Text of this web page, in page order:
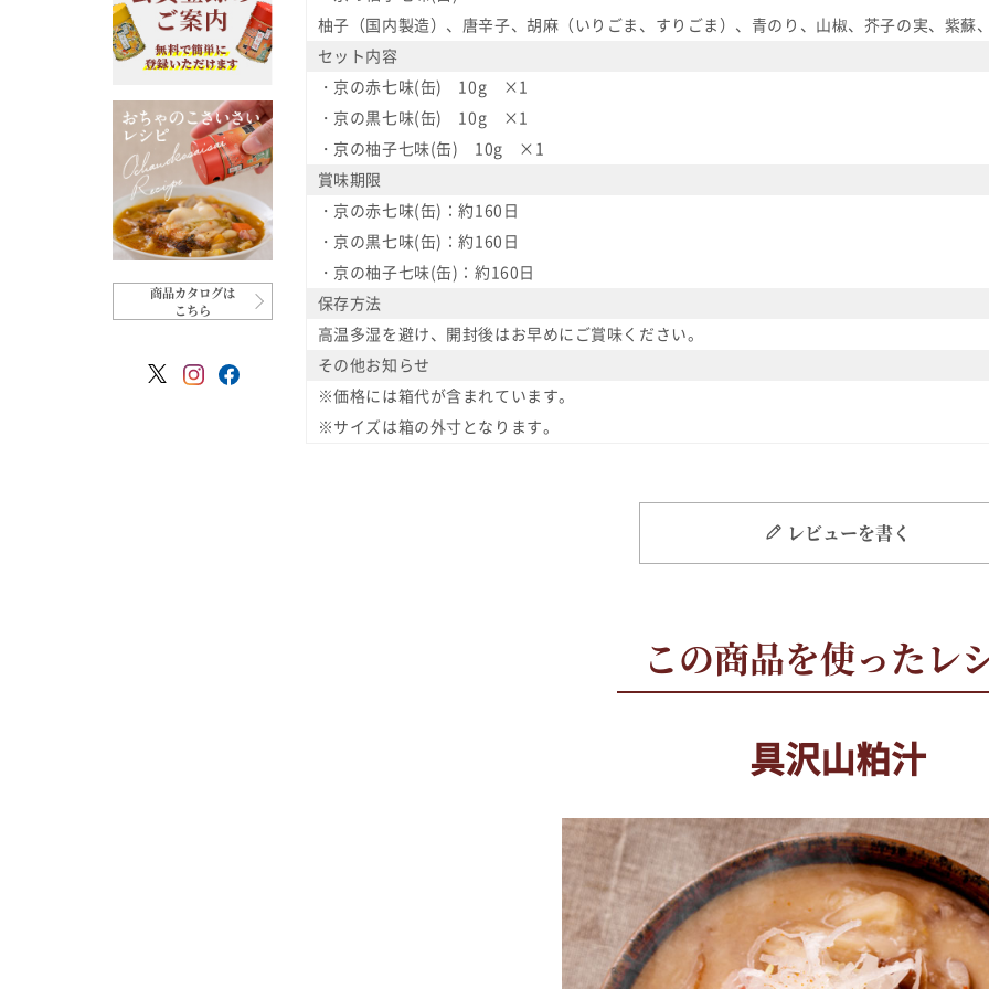
商品カタログは
こちら
柚子（国内製造）、唐辛子、胡麻（いりごま、すりごま）、青のり、山椒、芥子の実、紫蘇
セット内容
・京の赤七味(缶) 10g ×1
・京の黒七味(缶) 10g ×1
・京の柚子七味(缶) 10g ×1
賞味期限
・京の赤七味(缶)：約160日
・京の黒七味(缶)：約160日
・京の柚子七味(缶)：約160日
保存方法
高温多湿を避け、開封後はお早めにご賞味ください。
その他お知らせ
※価格には箱代が含まれています。
※サイズは箱の外寸となります。
レビューを書く
具沢山粕汁